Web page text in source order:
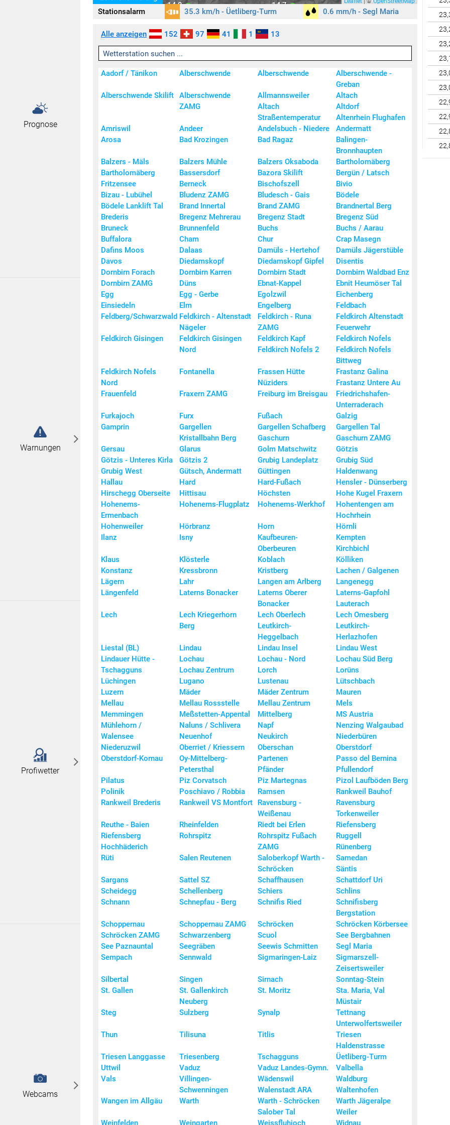
Prognose
Warnungen
Profiwetter
Webcams
14,7
12,6
17,2
14,8
15,2
11,2
14,1
12,7
Stationsalarm 35.3 km/h - Üetliberg-Turm
0.6 mm/h - Segl Maria
Aktivität
keine / wenig
leicht
mäßig
stark
extrem stark
Symbole Wind (km/h)
28 - 44
> 73
2,1 - 6
0,7 - 1,5
1,6 - 3,1
© Wettering Vorarlberg
Alle anzeigen 152 97 41 1 13
Aadorf / Tänikon Alberschwende Alberschwende
Alberschwende -
Greban
Alberschwende Skilift
Alberschwende
ZAMG
Allmannsweiler
Altach
Altach
Straßentemperatur
Altdorf
Altenrhein Flughafen
Amriswil
Andeer Andelsbuch - Niedere
Andermatt
Arosa
Bad Krozingen Bad Ragaz
Balingen-
Bronnhaupten
Balzers - Mäls
Balzers Mühle Balzers Oksaboda
Bartholomäberg
Bartholomäberg
Fritzensee
Bassersdorf Bazora Skilift
Bergün / Latsch
Berneck
Bischofszell
Bivio
Bizau - Lubühel
Bludenz ZAMG Bludesch - Gais
Bödele
Bödele Lanklift Tal
Brand Innertal Brand ZAMG
Brandnertal Berg
Brederis
Bregenz Mehrerau Bregenz Stadt
Bregenz Süd
Bruneck
Brunnenfeld Buchs
Buchs / Aarau
Buffalora
Cham Chur
Crap Masegn
Dafins Moos
Dalaas Damüls - Hertehof
Damüls Jägerstüble
Davos
Diedamskopf Diedamskopf Gipfel
Disentis
Dornbirn Forach
Dornbirn Karren Dornbirn Stadt
Dornbirn Waldbad Enz
Dornbirn ZAMG
Düns Ebnat-Kappel
Ebnit Heumöser Tal
Egg
Egg - Gerbe Egolzwil
Eichenberg
Einsiedeln
Elm Engelberg
Feldbach
Feldberg/Schwarzwald Feldkirch - Altenstadt
Nägeler
Feldkirch - Runa
ZAMG
Feldkirch Altenstadt
Feuerwehr
Feldkirch Gisingen
Feldkirch Gisingen
Nord
Feldkirch Kapf
Feldkirch Nofels
Feldkirch Nofels 2
Feldkirch Nofels
Bittweg
Feldkirch Nofels
Nord
Fontanella
Frassen Hütte
Nüziders
Frastanz Galina
Frastanz Untere Au
Frauenfeld
Fraxern ZAMG Freiburg im Breisgau
Friedrichshafen-
Unterraderach
Furkajoch
Furx Fußach
Galzig
Gamprin
Gargellen
Kristallbahn Berg
Gargellen Schafberg
Gargellen Tal
Gaschurn
Gaschurn ZAMG
Gersau
Glarus Golm Matschwitz
Götzis
Götzis - Unteres Kirla
Götzis 2 Grubig Landeplatz
Grubig Süd
Grubig West
Gütsch, Andermatt Güttingen
Haldenwang
Hallau
Hard Hard-Fußach
Hensler - Dünserberg
Hirschegg Oberseite
Hittisau Höchsten
Hohe Kugel Fraxern
Hohenems-
Ermenbach
Hohenems-Flugplatz Hohenems-Werkhof
Hohentengen am
Hochrhein
Hohenweiler
Hörbranz Horn
Hörnli
Ilanz
Isny
Kaufbeuren-
Oberbeuren
Kempten
Kirchbichl
Klaus
Klösterle Koblach
Kölliken
Konstanz
Kressbronn Kristberg
Lachen / Galgenen
Lägern
Lahr Langen am Arlberg
Langenegg
Längenfeld
Laterns Bonacker
Laterns Oberer
Bonacker
Laterns-Gapfohl
Lauterach
Lech
Lech Kriegerhorn
Berg
Lech Oberlech
Lech Omesberg
Leutkirch-
Heggelbach
Leutkirch-
Herlazhofen
Liestal (BL)
Lindau Lindau Insel
Lindau West
Lindauer Hütte -
Tschagguns
Lochau Lochau - Nord
Lochau Süd Berg
Lochau Zentrum
Lorch
Lorüns
Lüchingen
Lugano Lustenau
Lütschbach
Luzern
Mäder Mäder Zentrum
Mauren
Mellau
Mellau Rossstelle Mellau Zentrum
Mels
Memmingen
Meßstetten-Appental Mittelberg
MS Austria
Mühlehorn /
Walensee
Naluns / Schlivera Napf
Nenzing Walgaubad
Neuenhof
Neukirch
Niederbüren
Niederuzwil
Oberriet / Kriessern Oberschan
Oberstdorf
Oberstdorf-Kornau
Oy-Mittelberg-
Petersthal
Partenen
Passo del Bernina
Pfänder
Pfullendorf
Pilatus
Piz Corvatsch Piz Martegnas
Pizol Laufböden Berg
Polinik
Poschiavo / Robbia Ramsen
Rankweil Bauhof
Rankweil Brederis
Rankweil VS Montfort
Ravensburg -
Weißenau
Ravensburg
Torkenweiler
Reuthe - Baien
Rheinfelden Riedt bei Erlen
Riefensberg
Riefensberg
Hochhäderich
Rohrspitz
Rohrspitz Fußach
ZAMG
Ruggell
Rünenberg
Rüti
Salen Reutenen
Saloberkopf Warth -
Schröcken
Samedan
Säntis
Sargans
Sattel SZ Schaffhausen
Schattdorf Uri
Scheidegg
Schellenberg Schiers
Schlins
Schnann
Schnepfau - Berg Schnifis Ried
Schnifisberg
Bergstation
Schoppernau
Schoppernau ZAMG Schröcken
Schröcken Körbersee
Schröcken ZAMG
Schwarzenberg Scuol
See Bergbahnen
See Paznauntal
Seegräben Seewis Schmitten
Segl Maria
Sempach
Sennwald Sigmaringen-Laiz
Sigmarszell-
Zeisertsweiler
Silbertal
Singen Sirnach
Sonntag-Stein
St. Gallen
St. Gallenkirch
Neuberg
St. Moritz
Sta. Maria, Val
Müstair
Steg
Sulzberg Synalp
Tettnang
Unterwolfertsweiler
Thun
Tilisuna Titlis
Triesen
Haldenstrasse
Triesen Langgasse
Triesenberg Tschagguns
Üetliberg-Turm
Uttwil
Vaduz Vaduz Landes-Gymn.
Valbella
Vals
Villingen-
Schwenningen
Wädenswil
Waldburg
Walenstadt ARA
Waltenhofen
Wangen im Allgäu
Warth
Warth - Schröcken
Salober Tal
Warth Jägeralpe
Weiler